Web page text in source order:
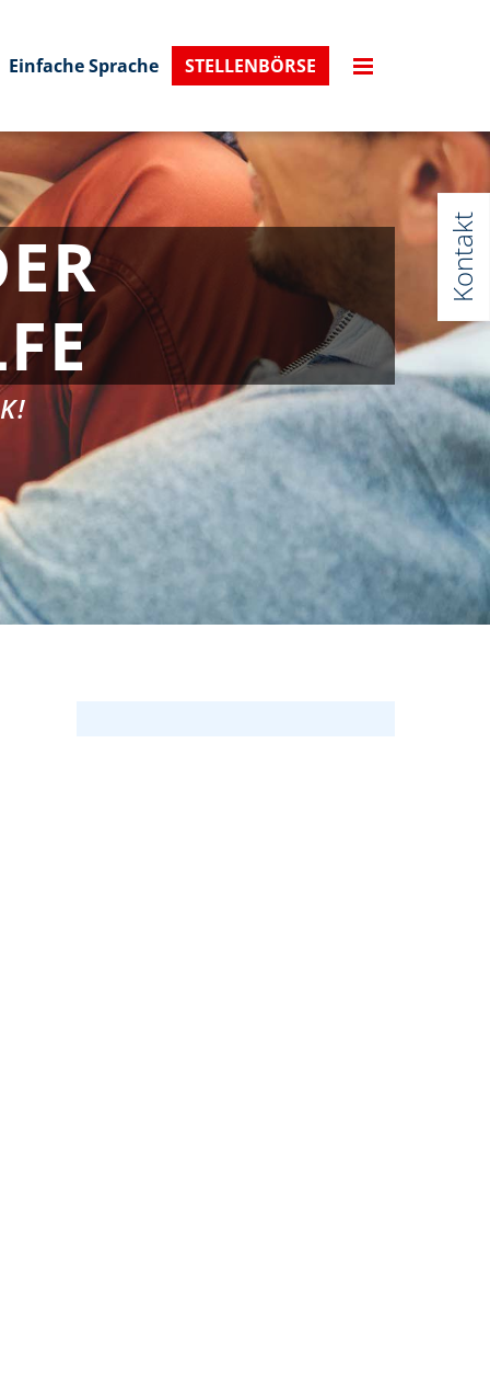
Einfache Sprache STELLENBÖRSE
Kontakt